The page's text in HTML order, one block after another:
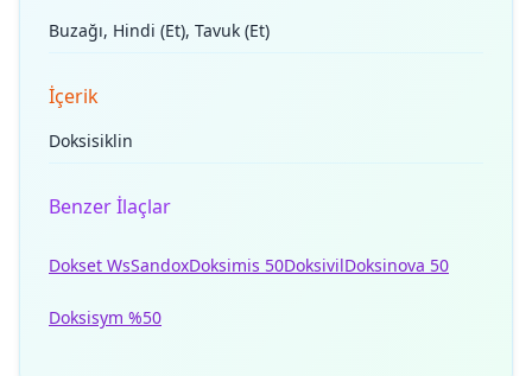
Buzağı, Hindi (Et), Tavuk (Et)
İçerik
Doksisiklin
Benzer İlaçlar
Dokset WsSandoxDoksimis 50DoksivilDoksinova 50
Doksisym %50